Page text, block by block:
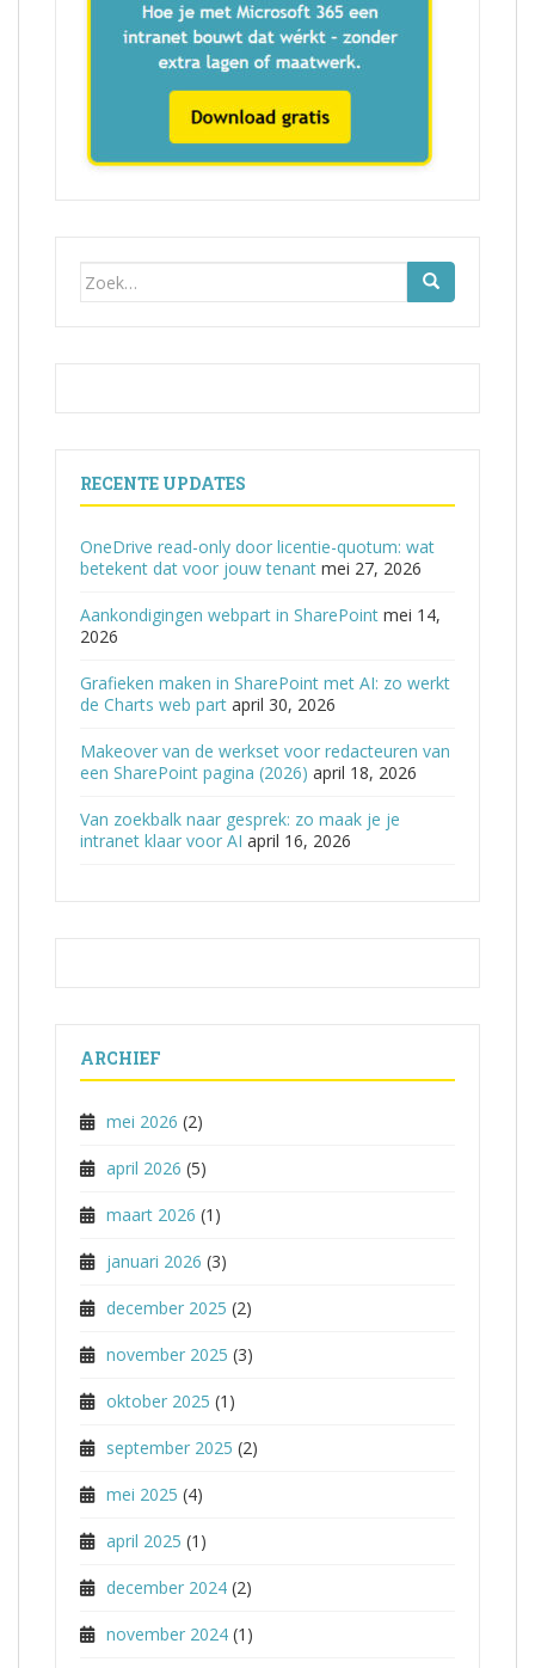
Zoek
RECENTE UPDATES
OneDrive read-only door licentie-quotum: wat
betekent dat voor jouw tenant mei 27, 2026
Aankondigingen webpart in SharePoint mei 14,
2026
Grafieken maken in SharePoint met AI: zo werkt
de Charts web part april 30, 2026
Makeover van de werkset voor redacteuren van
een SharePoint pagina (2026) april 18, 2026
Van zoekbalk naar gesprek: zo maak je je
intranet klaar voor AI april 16, 2026
ARCHIEF
mei 2026 (2)
april 2026 (5)
maart 2026 (1)
januari 2026 (3)
december 2025 (2)
november 2025 (3)
oktober 2025 (1)
september 2025 (2)
mei 2025 (4)
april 2025 (1)
december 2024 (2)
november 2024 (1)